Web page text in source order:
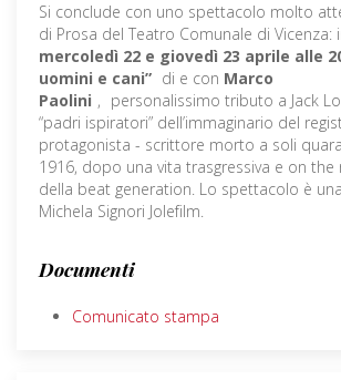
Si conclude con uno spettacolo molto
di Prosa del Teatro Comunale di Vicenza:
mercoledì 22 e giovedì 23 aprile alle
uomini e cani” di e con Marco
Paolini , personalissimo tributo a Jack
“padri ispiratori” dell’immaginario del
protagonista - scrittore morto a soli
1916, dopo una vita trasgressiva e on
della beat generation. Lo spettacolo è
Michela Signori Jolefilm.
Documenti
Comunicato stampa